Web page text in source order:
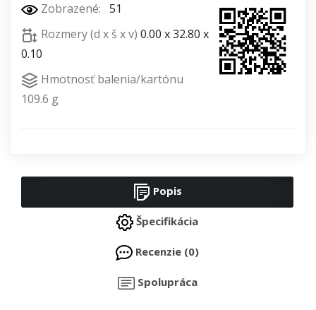
Zobrazené: 51
Rozmery (d x š x v) 0.00 x 32.80 x
0.10
Hmotnosť balenia/kartónu
109.6 g
Popis
Špecifikácia
Recenzie (0)
Spolupráca